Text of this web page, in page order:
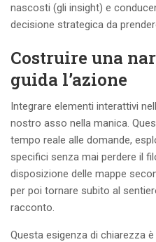
nascosti (gli insight) e
decisione strategica da
Costruire una
guida l’azione
Integrare elementi interattivi
nostro asso nella manica.
tempo reale alle domande,
specifici senza mai perdere il
disposizione delle mappe
per poi tornare subito al
racconto.
Questa esigenza di chiarezza